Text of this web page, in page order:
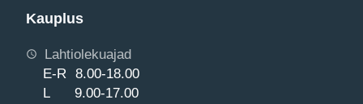
Kauplus
Lahtiolekuajad
E-R 8.00-18.00
L 9.00-17.00